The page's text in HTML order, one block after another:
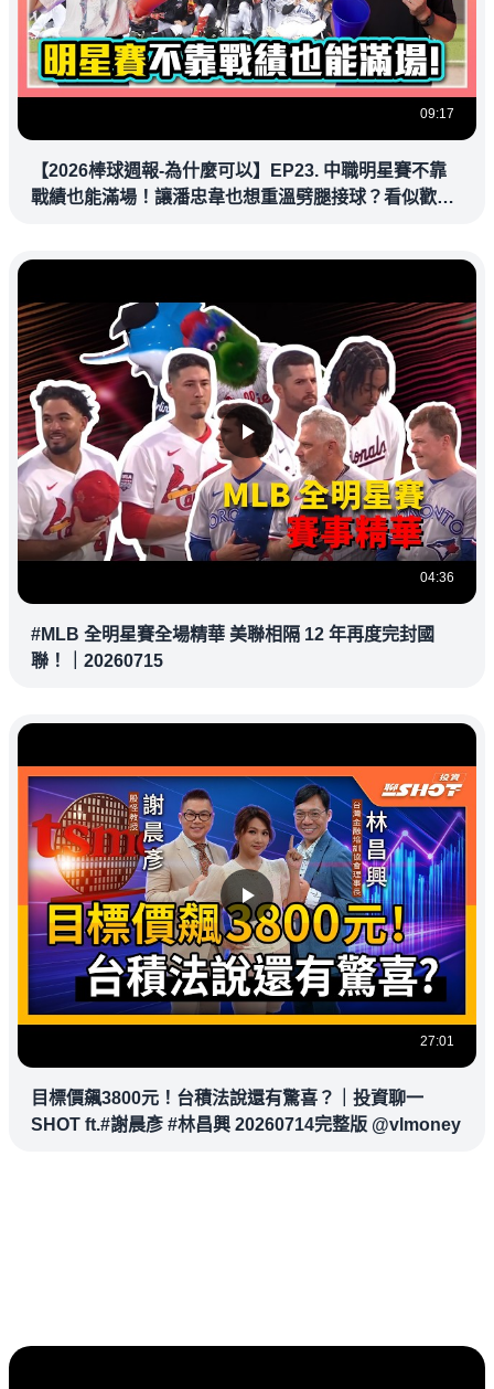
09:17
【2026棒球週報-為什麼可以】EP23. 中職明星賽不靠
戰績也能滿場！讓潘忠韋也想重溫劈腿接球？看似歡樂
04:36
#MLB 全明星賽全場精華 美聯相隔 12 年再度完封國
聯！｜20260715
27:01
目標價飆3800元！台積法說還有驚喜？｜投資聊一
SHOT ft.#謝晨彥 #林昌興 20260714完整版 @vlmoney